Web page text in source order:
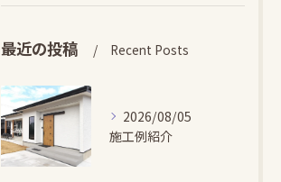
最近の投稿 Recent Posts
2026/08/05
施工例紹介